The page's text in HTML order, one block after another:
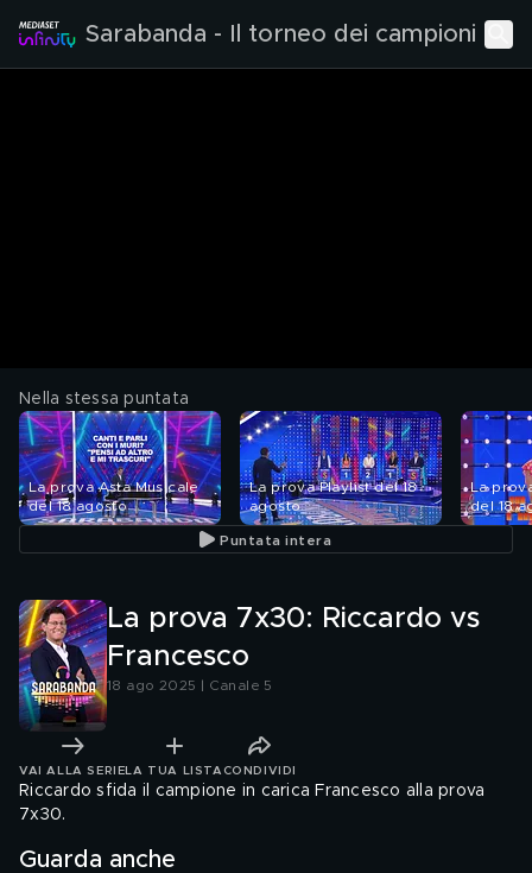
Sarabanda - Il torneo dei campioni
Nella stessa puntata
La prova Asta Musicale
del 18 agosto
La prova Playlist del 18
agosto
La
del 18
Puntata intera
La prova 7x30: Riccardo vs
Francesco
18 ago 2025 | Canale 5
VAI ALLA SERIE LA TUA LISTA CONDIVIDI
Riccardo sfida il campione in carica Francesco alla prova
7x30.
Guarda anche